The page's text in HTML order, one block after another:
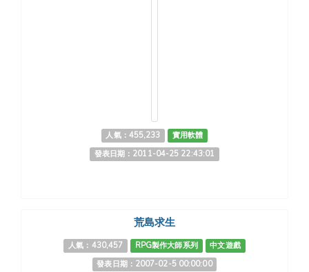
人氣：455,233
實用軟體
發表日期：2011-04-25 22:43:01
荒島求生
人氣：430,457 RPG製作大師系列
中文遊戲
發表日期：2007-02-5 00:00:00